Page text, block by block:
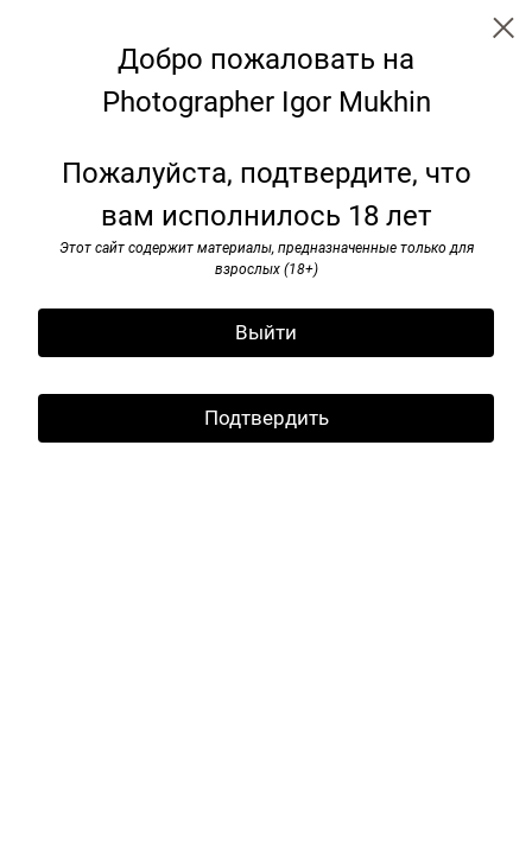
Добро пожаловать на
Photographer Igor Mukhin
Пожалуйста, подтвердите, что
вам исполнилось 18 лет
Этот сайт содержит материалы, предназначенные только для
взрослых (18+)
Выйти
Подтвердить
Benches: transformation for the
future